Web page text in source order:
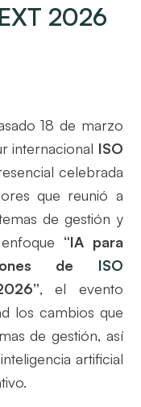
2026
18 de marzo
internacional ISO
celebrada
que reunió a
de gestión y
“IA para
de ISO
, el evento
los cambios que
de gestión, así
artificial